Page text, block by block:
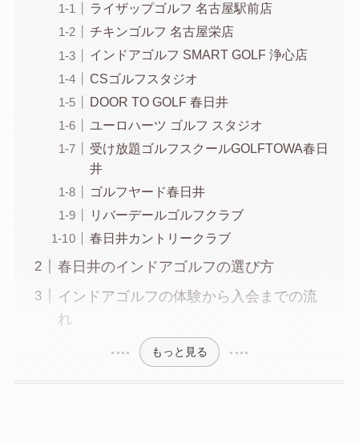
ライザップゴルフ 名古屋駅前店
チキンゴルフ 名古屋栄店
インドアゴルフ SMART GOLF 浄心店
CSゴルフスタジオ
DOOR TO GOLF 春日井
ユーロハーツ ゴルフ スタジオ
受け放題ゴルフスクールGOLFTOWA春日
井
ゴルフヤード春日井
リバーデールゴルフクラブ
春日井カントリークラブ
春日井のインドアゴルフの選び方
インドアゴルフの体験から入会までの流
れ
もっと見る